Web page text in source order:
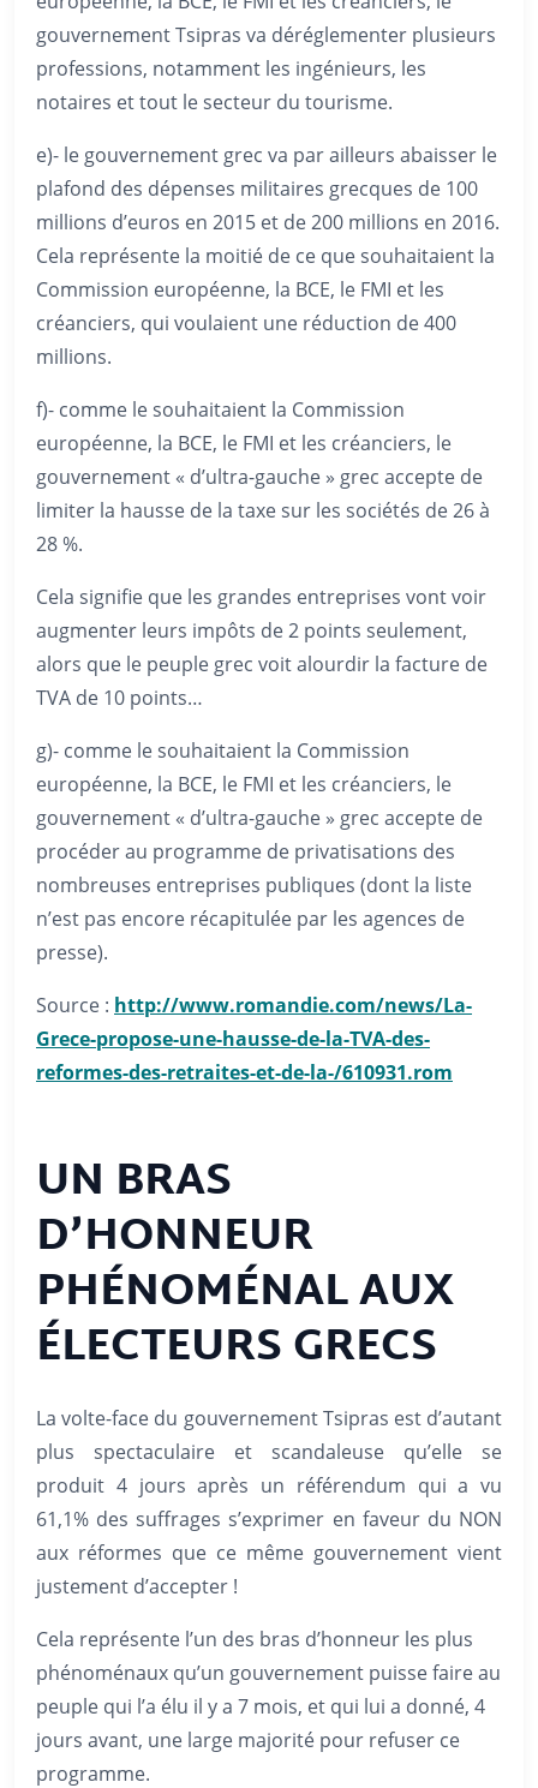
gouvernement Tsipras va déréglementer plusieurs
professions, notamment les ingénieurs, les
notaires et tout le secteur du tourisme.
e)- le gouvernement grec va par ailleurs abaisser le
plafond des dépenses militaires grecques de 100
millions d’euros en 2015 et de 200 millions en 2016.
Cela représente la moitié de ce que souhaitaient la
Commission européenne, la BCE, le FMI et les
créanciers, qui voulaient une réduction de 400
millions.
f)- comme le souhaitaient la Commission
européenne, la BCE, le FMI et les créanciers, le
gouvernement « d’ultra-gauche » grec accepte de
limiter la hausse de la taxe sur les sociétés de 26 à
28 %.
Cela signifie que les grandes entreprises vont voir
augmenter leurs impôts de 2 points seulement,
alors que le peuple grec voit alourdir la facture de
TVA de 10 points…
g)- comme le souhaitaient la Commission
européenne, la BCE, le FMI et les créanciers, le
gouvernement « d’ultra-gauche » grec accepte de
procéder au programme de privatisations des
nombreuses entreprises publiques (dont la liste
n’est pas encore récapitulée par les agences de
presse).
Source : http://www.romandie.com/news/La-
Grece-propose-une-hausse-de-la-TVA-des-
reformes-des-retraites-et-de-la-/610931.rom
UN BRAS
D’HONNEUR
PHÉNOMÉNAL AUX
ÉLECTEURS GRECS
La volte-face du gouvernement Tsipras est d’autant
plus spectaculaire et scandaleuse qu’elle se
produit 4 jours après un référendum qui a vu
61,1% des suffrages s’exprimer en faveur du NON
aux réformes que ce même gouvernement vient
justement d’accepter !
Cela représente l’un des bras d’honneur les plus
phénoménaux qu’un gouvernement puisse faire au
peuple qui l’a élu il y a 7 mois, et qui lui a donné, 4
jours avant, une large majorité pour refuser ce
programme.